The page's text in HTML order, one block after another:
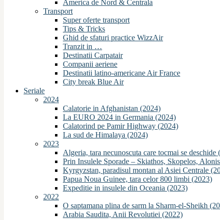
America de Nord & Centrala
Transport
Super oferte transport
Tips & Tricks
Ghid de sfaturi practice WizzAir
Tranzit in …
Destinatii Carpatair
Companii aeriene
Destinatii latino-americane Air France
City break Blue Air
Seriale
2024
Calatorie in Afghanistan (2024)
La EURO 2024 in Germania (2024)
Calatorind pe Pamir Highway (2024)
La sud de Himalaya (2024)
2023
Algeria, tara necunoscuta care tocmai se deschide
Prin Insulele Sporade – Skiathos, Skopelos,
Kyrgyzstan, paradisul montan al Asiei Centrale
Papua Noua Guinee, tara celor 800 limbi (2023)
Expeditie in insulele din Oceania (2023)
2022
O saptamana plina de sarm la Sharm-el-Sheikh
Arabia Saudita, Anii Revolutiei (2022)